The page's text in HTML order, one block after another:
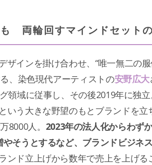
両輪回すマインドセット
ザインを掛け合わせ、“唯一無二の
、染色現代アーティストの安野広大
領域に従事し、その後2019年に独立
という大きな野望のもとブランドを
8000人。 2023年の法人化からわず
そうとするなど、ブランドビジネ
ンド立上げから数年で売上を上げ